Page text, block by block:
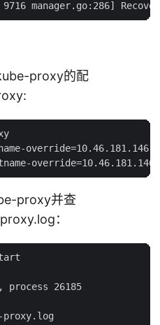
proxy的配
hostname-
proxy并查
：
26185